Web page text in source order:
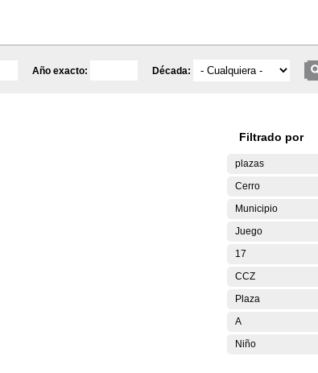
Año exacto: Década:
Filtrado por
plazas
Cerro
Municipio
Juego
17
CCZ
Plaza
A
Niño